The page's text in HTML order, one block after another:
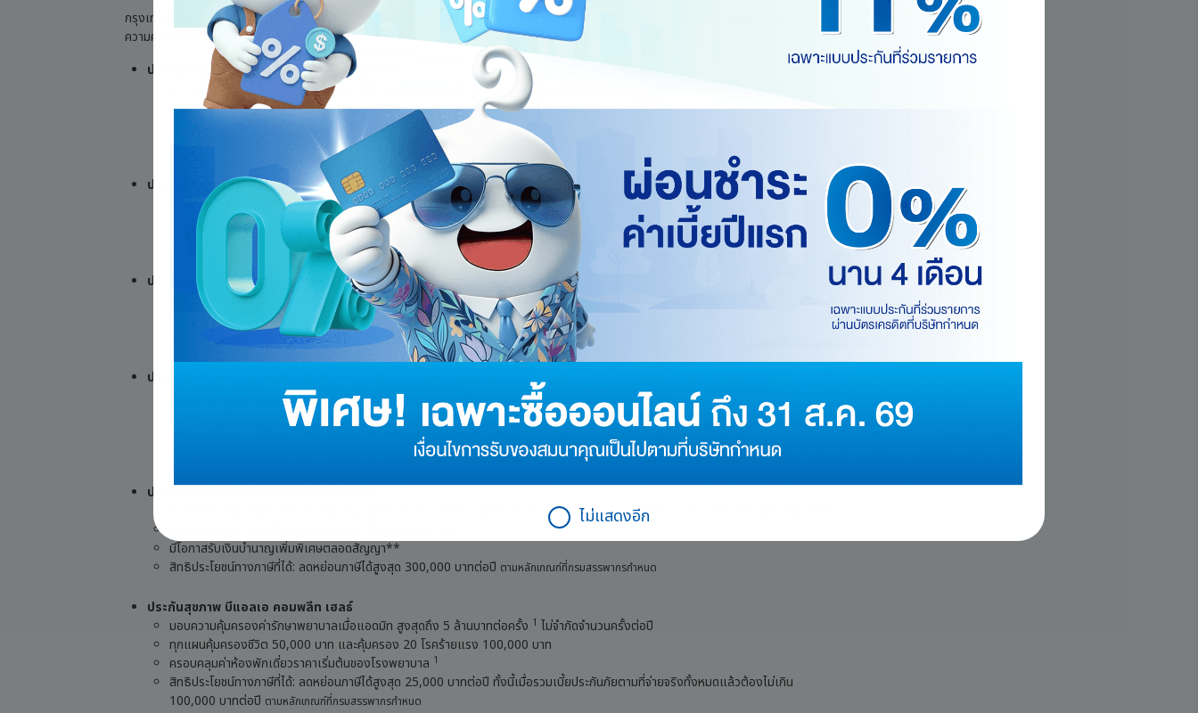
กรุงเทพประกันชีวิต (Bangkok Life Assurance) มีประกันหลากหลายแผนที่นอกจากจะให้สิทธิประโยชน์ในการนำไปลดหย่อนภาษีแล้ว ยังมาพร้อม
ความคุ้มครองที่คุ้มค่าอย่างการมอบผลประโยชน์เงินคืน วันนี้เราได้รวบรวมประกันลดหย่อนภาษีที่น่าสนใจไว้ให้คุณแล้ว
ประกันสะสมทรัพย์ บีแอลเอ สมาร์ทรีเทิร์น 10/5
ประกันลดหย่อนภาษี
ที่มอบความคุ้มครองชีวิต 10 ปี ระยะเวลาชำระเบี้ยฯ 5 ปี พร้อมรับเงินคืนได้ตั้งแต่ปีที่ 5 ของวันครบรอบปีกรมธรรม์
คุ้มค่า รับเงินคืนก้อนใหญ่ ปีที่ 7-9 รับคืน 100%* ปีที่ 10 รับคืน 205%*
มอบผลประโยชน์รวมตลอดสัญญา 525%* (*% ของจำนวนเงินเอาประกันภัย)
สิทธิประโยชน์ทางภาษีที่ได้: ลดหย่อนภาษีได้สูงสุด 100,000 บาทต่อปี ตามหลักเกณฑ์ที่กรมสรรพากรกำหนด
ประกันสะสมทรัพย์ บีแอลเอ สมาร์ทเซฟวิ่ง 10/1
ประกันสะสมทรัพย์ที่มอบความคุ้มครองชีวิต 10 ปี ชำระเบี้ยประกันครั้งเดียวจบ พร้อมรับเงินคืนทุกปี ปีละ 1.75%*
ผลประโยชน์รวมตลอดสัญญา 117.5%*(*% ของจำนวนเงินเอาประกันภัย)
สิทธิประโยชน์ทางภาษีที่ได้: ลดหย่อนภาษีได้สูงสุด 100,000 บาทต่อปีตามหลักเกณฑ์ที่กรมสรรพากรกำหนด
ประกันสะสมทรัพย์ บีแอลเอ สมาร์ทเซฟวิ่ง 10/2
ประกันสะสมทรัพย์ที่มอบความคุ้มครองชีวิต 10 ปี ระยะเวลาชำระเบี้ยสั้น 2 ปี พร้อมรับเงินคืนทุกปี ปีละ 2%*
ผลประโยชน์รวมตลอดสัญญา 226%*(*% ของจำนวนเงินเอาประกันภัย)
สิทธิประโยชน์ทางภาษีที่ได้: ลดหย่อนภาษีได้สูงสุด 100,000 บาทต่อปีตามหลักเกณฑ์ที่กรมสรรพากรกำหนด
ประกันสะสมทรัพย์ บีแอลเอ สมาร์ทรีเทิร์น 15/10
ประกันสะสมทรัพย์ที่มอบความคุ้มครองชีวิต 15 ปี พร้อมรับเงินคืนทุกปี ปีละ 2%*
ครบกำหนดสัญญา รับเงินคืน 208%* พร้อมความคุ้มครองชีวิตสูงสุด 130%*(*% ของจำนวนเงินเอาประกันภัย)
เลือกจ่ายเบี้ยฯ รายเดือน หรือรายปี ช่วยให้วางแผนการเงินที่เหมาะกับคุณได้
สิทธิประโยชน์ทางภาษีที่ได้: ลดหย่อนภาษีได้สูงสุด 100,000 บาทต่อปีตามหลักเกณฑ์ที่กรมสรรพากรกำหนด
ประกันบำนาญ แฮปปี้ เพนชั่น (มีเงินปันผล)
ประกันเพื่อการเกษียณสบายใจ ที่คุณสามารถเลือกระยะเวลาชำระเบี้ยได้เอง คือ ชำระครั้งเดียวจบ/แบ่งชำระ 5 ปี/ 10 ปี หรือจนถึงอายุ 60 ปี
มีโอกาสรับเงินบำนาญเพิ่มพิเศษตลอดสัญญา**
สิทธิประโยชน์ทางภาษีที่ได้: ลดหย่อนภาษีได้สูงสุด 300,000 บาทต่อปี ตามหลักเกณฑ์ที่กรมสรรพากรกำหนด
ประกันสุขภาพ บีแอลเอ คอมพลีท เฮลธ์
มอบความคุ้มครองค่ารักษาพยาบาลเมื่อแอดมิท สูงสุดถึง 5 ล้านบาทต่อครั้ง 1 ไม่จำกัดจำนวนครั้งต่อปี
ทุกแผนคุ้มครองชีวิต 50,000 บาท และคุ้มครอง 20 โรคร้ายแรง 100,000 บาท
ครอบคลุมค่าห้องพักเดี่ยวราคาเริ่มต้นของโรงพยาบาล 1
สิทธิประโยชน์ทางภาษีที่ได้: ลดหย่อนภาษีได้สูงสุด 25,000 บาทต่อปี ทั้งนี้เมื่อรวมเบี้ยประกันภัยตามที่จ่ายจริงทั้งหมดแล้วต้องไม่เกิน
100,000 บาทต่อปี ตามหลักเกณฑ์ที่กรมสรรพากรกำหนด
ไม่แสดงอีก